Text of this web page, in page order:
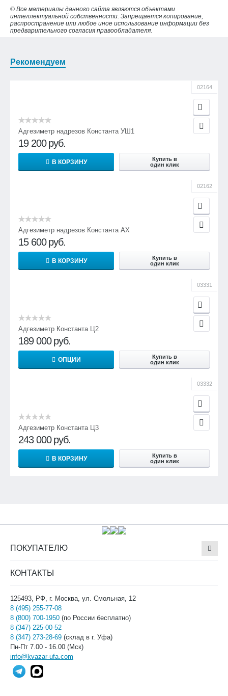
© Все материалы данного сайта являются объектами
интеллектуальной собственности. Запрещается копирование,
распространение или любое иное использование информации без
предварительного согласия правообладателя.
Рекомендуем
02164
Адгезиметр надрезов Константа УШ1
19 200 руб.
В КОРЗИНУ
Купить в
один клик
02162
Адгезиметр надрезов Константа АХ
15 600 руб.
В КОРЗИНУ
Купить в
один клик
03331
Адгезиметр Константа Ц2
189 000 руб.
ОПЦИИ
Купить в
один клик
03332
Адгезиметр Константа Ц3
243 000 руб.
В КОРЗИНУ
Купить в
один клик
ПОКУПАТЕЛЮ
КОНТАКТЫ
125493, РФ, г. Москва, ул. Смольная, 12
8 (495) 255-77-08
8 (800) 700-1950 (по России бесплатно)
8 (347) 225-00-52
8 (347) 273-28-69 (склад в г. Уфа)
Пн-Пт 7.00 - 16.00 (Мск)
info@kvazar-ufa.com